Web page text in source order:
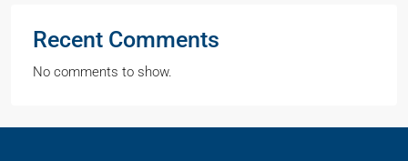
Recent Comments
No comments to show.